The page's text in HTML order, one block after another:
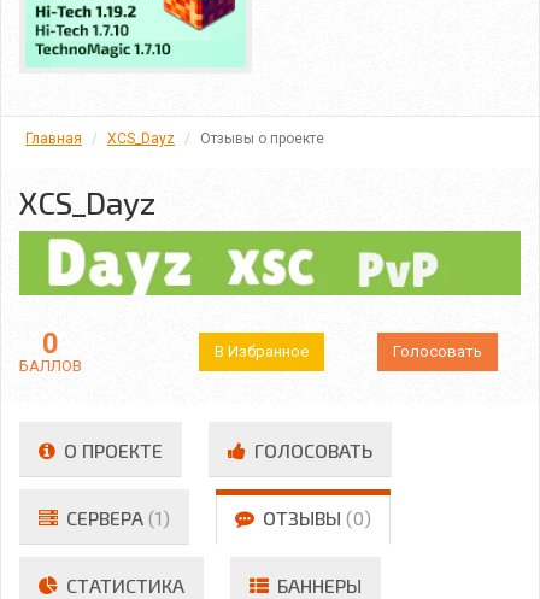
Главная XCS_Dayz Отзывы о проекте
XCS_Dayz
0
БАЛЛОВ
В Избранное Голосовать
О ПРОЕКТЕ ГОЛОСОВАТЬ
СЕРВЕРА (1) ОТЗЫВЫ (0)
СТАТИСТИКА БАННЕРЫ